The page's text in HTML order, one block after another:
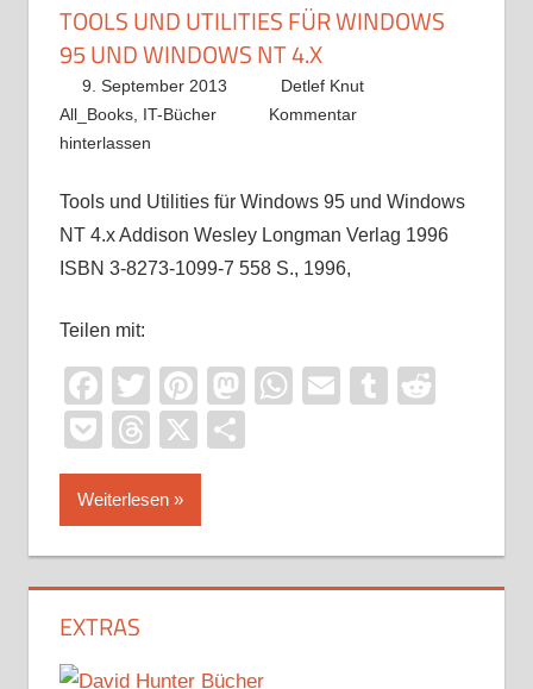
TOOLS UND UTILITIES FÜR WINDOWS
95 UND WINDOWS NT 4.X
9. September 2013
Detlef Knut
All_Books, IT-Bücher
Kommentar
hinterlassen
Tools und Utilities für Windows 95 und Windows
NT 4.x Addison Wesley Longman Verlag 1996
ISBN 3-8273-1099-7 558 S., 1996,
Teilen mit:
Facebook
TwitterPinterest
Mastodon
WhatsApp
EmailTumblr
PocketThreads
X
Weiterlesen
EXTRAS